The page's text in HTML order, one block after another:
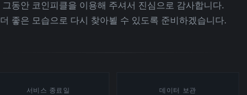
그동안 코인피클을 이용해 주셔서 진심으로 감사합니다.
더 좋은 모습으로 다시 찾아뵐 수 있도록 준비하겠습니다.
서비스 종료일 데이터 보관